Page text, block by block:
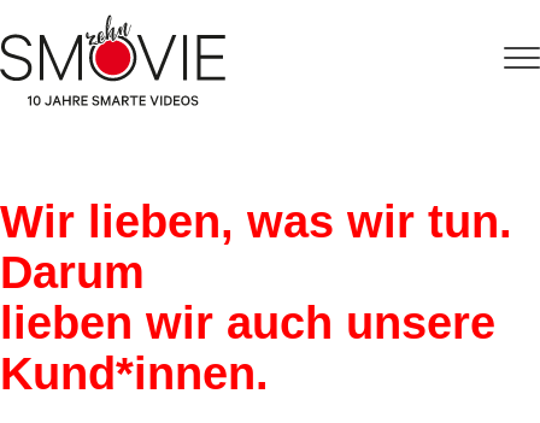
Wir lieben, was wir tun.
Darum
lieben wir auch unsere
Kund*innen.